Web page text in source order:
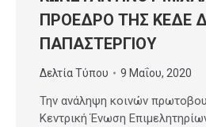
ΠΡΟΕΔΡΟ ΤΗΣ ΚΕΔΕ
ΠΑΠΑΣΤΕΡΓΙΟΥ
Δελτία Τύπου 9 Μαΐου, 2020
Την ανάληψη κοινών
Κεντρική Ένωση